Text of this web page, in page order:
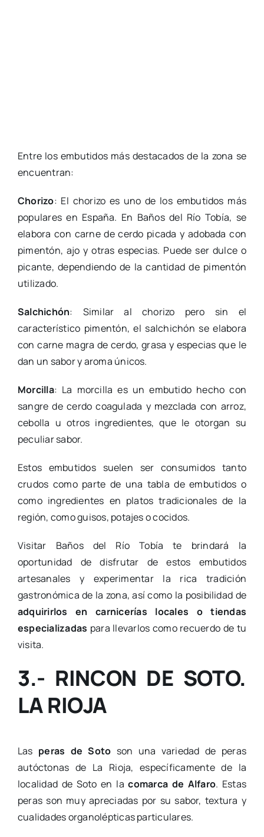
Entre los embutidos más destacados de la zona se
encuentran:
Chorizo: El chorizo es uno de los embutidos más
populares en España. En Baños del Río Tobía, se
elabora con carne de cerdo picada y adobada con
pimentón, ajo y otras especias. Puede ser dulce o
picante, dependiendo de la cantidad de pimentón
utilizado.
Salchichón: Similar al chorizo pero sin el
característico pimentón, el salchichón se elabora
con carne magra de cerdo, grasa y especias que le
dan un sabor y aroma únicos.
Morcilla: La morcilla es un embutido hecho con
sangre de cerdo coagulada y mezclada con arroz,
cebolla u otros ingredientes, que le otorgan su
peculiar sabor.
Estos embutidos suelen ser consumidos tanto
crudos como parte de una tabla de embutidos o
como ingredientes en platos tradicionales de la
región, como guisos, potajes o cocidos.
Visitar Baños del Río Tobía te brindará la
oportunidad de disfrutar de estos embutidos
artesanales y experimentar la rica tradición
gastronómica de la zona, así como la posibilidad de
adquirirlos en carnicerías locales o tiendas
especializadas para llevarlos como recuerdo de tu
visita.
3.- RINCON DE SOTO.
LA RIOJA
Las peras de Soto son una variedad de peras
autóctonas de La Rioja, específicamente de la
localidad de Soto en lacomarca de Alfaro. Estas
peras son muy apreciadas por su sabor, textura y
cualidades organolépticas particulares.